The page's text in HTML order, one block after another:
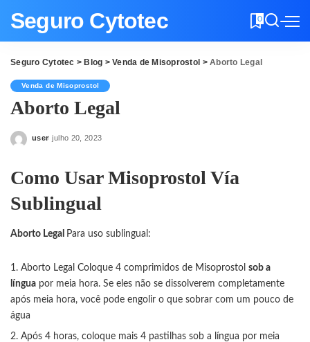
Seguro Cytotec 0
Seguro Cytotec > Blog >Venda de Misoprostol >Aborto Legal
Venda de Misoprostol
Aborto Legal
Posted
user julho 20, 2023
Como Usar Misoprostol Vía
Sublingual
Aborto Legal Para uso sublingual:
Aborto Legal Coloque 4 comprimidos de Misoprostol sob a
língua por meia hora. Se eles não se dissolverem completamente
após meia hora, você pode engolir o que sobrar com um pouco de
água
Após 4 horas, coloque mais 4 pastilhas sob a língua por meia